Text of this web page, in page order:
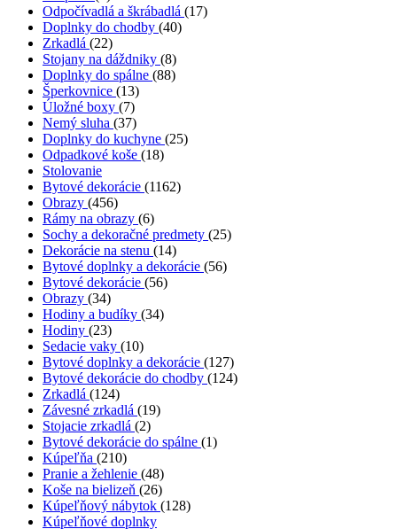
Odpočívadlá a škrábadlá (17)
Doplnky do chodby (40)
Zrkadlá (22)
Stojany na dáždniky (8)
Doplnky do spálne (88)
Šperkovnice (13)
Úložné boxy (7)
Nemý sluha (37)
Doplnky do kuchyne (25)
Odpadkové koše (18)
Stolovanie
Bytové dekorácie (1162)
Obrazy (456)
Rámy na obrazy (6)
Sochy a dekoračné predmety (25)
Dekorácie na stenu (14)
Bytové doplnky a dekorácie (56)
Bytové dekorácie (56)
Obrazy (34)
Hodiny a budíky (34)
Hodiny (23)
Sedacie vaky (10)
Bytové doplnky a dekorácie (127)
Bytové dekorácie do chodby (124)
Zrkadlá (124)
Závesné zrkadlá (19)
Stojacie zrkadlá (2)
Bytové dekorácie do spálne (1)
Kúpeľňa (210)
Pranie a žehlenie (48)
Koše na bielizeň (26)
Kúpeľňový nábytok (128)
Kúpeľňové doplnky